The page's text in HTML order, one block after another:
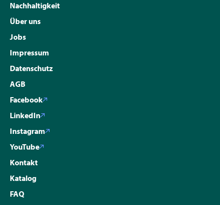
Nachhaltigkeit
Über uns
Jobs
Impressum
Datenschutz
AGB
Facebook
LinkedIn
Instagram
YouTube
Kontakt
Katalog
FAQ